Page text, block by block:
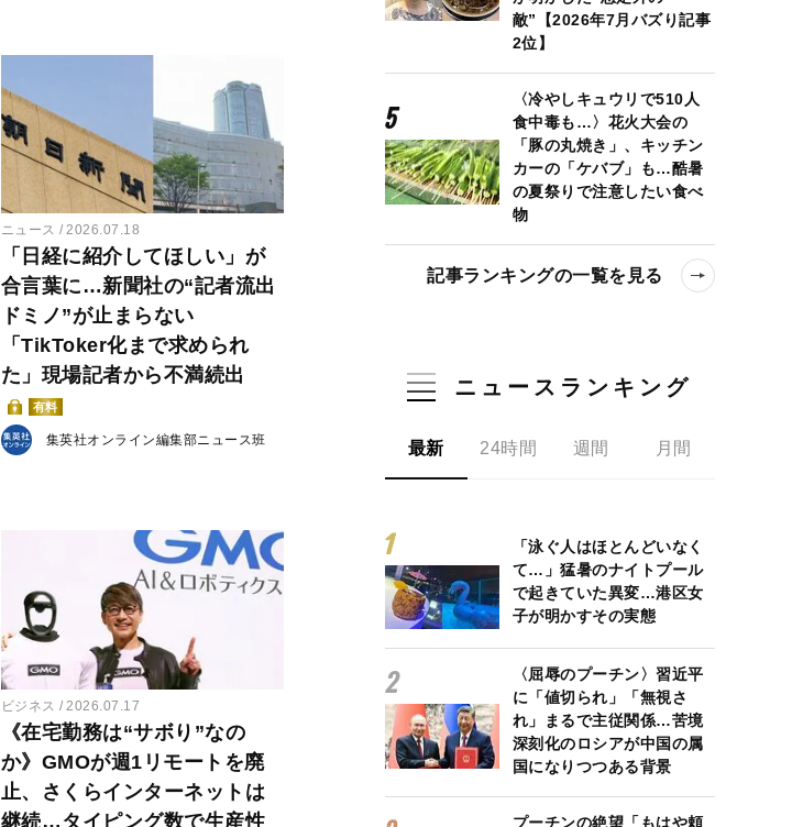
ニュース 2026.07.18
「日経に紹介してほしい」が
合言葉に…新聞社の“記者流出
ドミノ”が止まらない
「TikToker化まで求められ
た」現場記者から不満続出
有料
集英社オンライン編集部ニュース班
ビジネス 2026.07.17
《在宅勤務は“サボり”なの
か》GMOが週1リモートを廃
止、さくらインターネットは
継続…タイピング数で生産性
敵”【2026年7月バズり記事
2位】
〈冷やしキュウリで510人
食中毒も…〉花火大会の
「豚の丸焼き」、キッチン
カーの「ケバブ」も…酷暑
の夏祭りで注意したい食べ
物
記事ランキングの一覧を見る
ニュースランキング
最新 24時間 週間 月間
「泳ぐ人はほとんどいなく
て…」猛暑のナイトプール
で起きていた異変…港区女
子が明かすその実態
〈屈辱のプーチン〉習近平
に「値切られ」「無視さ
れ」まるで主従関係…苦境
深刻化のロシアが中国の属
国になりつつある背景
プーチンの絶望「もはや頼